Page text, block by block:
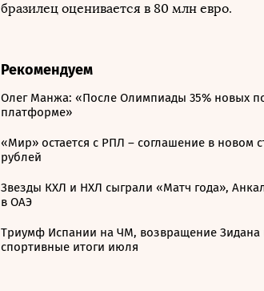
бразилец оценивается в 80 млн евро.
Рекомендуем
Олег Манжа: «После Олимпиады 35% новых
платформе»
«Мир» остается с РПЛ – соглашение в новом
рублей
Звезды КХЛ и НХЛ сыграли «Матч года»,
в ОАЭ
Триумф Испании на ЧМ, возвращение Зидана
спортивные итоги июля